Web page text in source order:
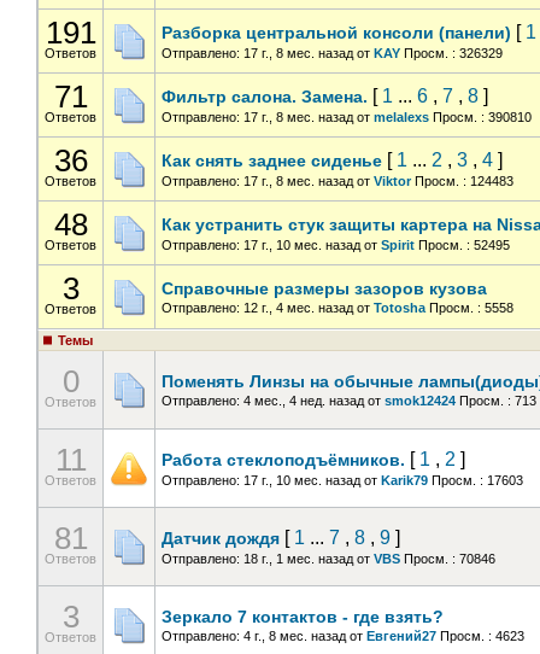
191
Ответов
Разборка центральной консоли (панели) [ 1
Отправлено: 17 г., 8 мес. назад от KAY Просм. : 326329
71
Ответов
Фильтр салона. Замена. [ 1 ... 6 , 7 , 8 ]
Отправлено: 17 г., 8 мес. назад от melalexs Просм. : 390810
36
Ответов
Как снять заднее сиденье [ 1 ... 2 , 3 , 4 ]
Отправлено: 17 г., 8 мес. назад от Viktor Просм. : 124483
48
Ответов
Как устранить стук защиты картера на
Отправлено: 17 г., 10 мес. назад от Spirit Просм. : 52495
3
Ответов
Справочные размеры зазоров кузова
Отправлено: 12 г., 4 мес. назад от Totosha Просм. : 5558
Темы
0
Ответов
Поменять Линзы на обычные
Отправлено: 4 мес., 4 нед. назад от smok12424 Просм. : 713
11
Ответов
Работа стеклоподъёмников. [ 1 , 2 ]
Отправлено: 17 г., 10 мес. назад от Karik79 Просм. : 17603
81
Ответов
Датчик дождя [ 1 ... 7 , 8 , 9 ]
Отправлено: 18 г., 1 мес. назад от VBS Просм. : 70846
3
Ответов
Зеркало 7 контактов - где взять?
Отправлено: 4 г., 8 мес. назад от Евгений27 Просм. : 4623